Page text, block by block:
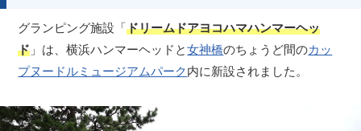
グランピング施設「ドリームドアヨコハマハンマーヘッ
ド 」は、横浜ハンマーヘッドと女神橋のちょうど間のカッ
プヌードルミュージアムパーク内に新設されました。